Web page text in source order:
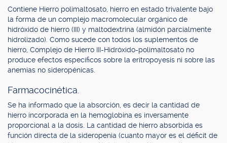
Contiene Hierro polimaltosato, hierro en estado trivalente bajo
la forma de un complejo macromolecular orgánico de
hidróxido de hierro (III) y maltodextrina (almidón parcialmente
hidrolizado). Como sucede con todos los suplementos de
hierro, Complejo de Hierro III-Hidróxido-polimaltosato no
produce efectos específicos sobre la eritropoyesis ni sobre las
anemias no sideropénicas.
Farmacocinética.
Se ha informado que la absorción, es decir la cantidad de
hierro incorporada en la hemoglobina es inversamente
proporcional a la dosis. La cantidad de hierro absorbida es
función directa de la sideropenia (cuanto mayor es el déficit de